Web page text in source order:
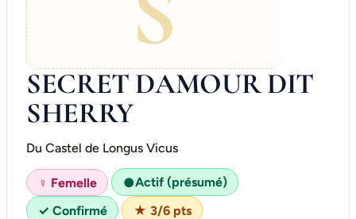
SECRET DAMOUR DIT
SHERRY
Du Castel de Longus Vicus
♀ Femelle ●Actif (présumé)
✓ Confirmé
★ 3/6 pts